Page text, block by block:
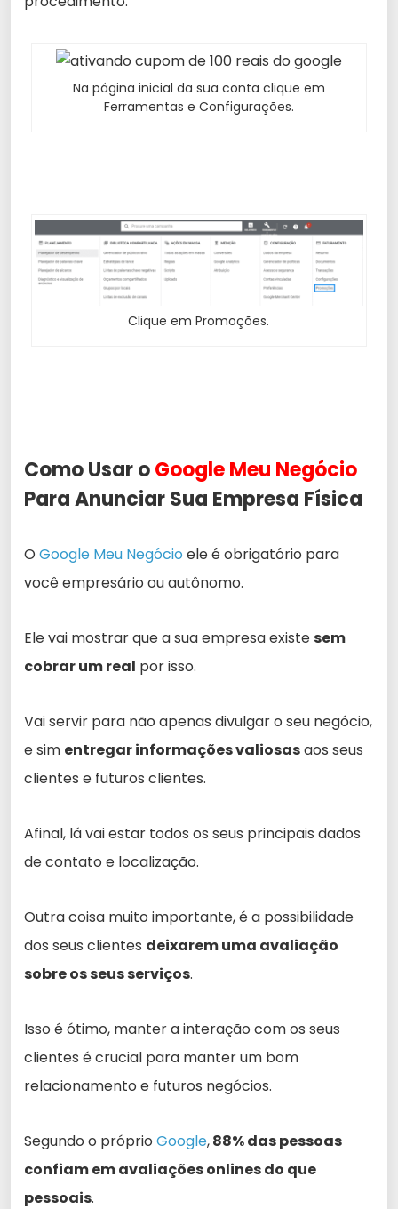
Na página inicial da sua conta clique em
Ferramentas e Configurações.
Clique em Promoções.
Como Usar oGoogle Meu Negócio
Para Anunciar Sua Empresa Física
O Google Meu Negócio ele é obrigatório para
você empresário ou autônomo.
Ele vai mostrar que a sua empresa existesem
cobrar um real por isso.
Vai servir para não apenas divulgar o seu negócio,
e sim entregar informações valiosasaos seus
clientes e futuros clientes.
Afinal, lá vai estar todos os seus principais dados
de contato e localização.
Outra coisa muito importante, é a possibilidade
dos seus clientes deixarem uma avaliação
sobre os seus serviços.
Isso é ótimo, manter a interação com os seus
clientes é crucial para manter um bom
relacionamento e futuros negócios.
Segundo o próprio Google,88% das pessoas
confiam em avaliações onlines do que
pessoais.